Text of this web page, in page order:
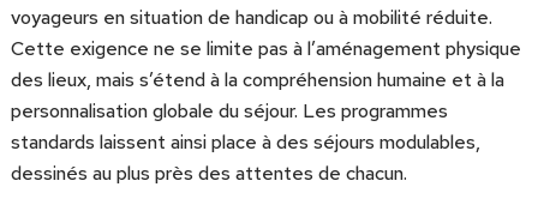
voyageurs en situation de handicap ou à mobilité réduite.
Cette exigence ne se limite pas à l’aménagement physique
des lieux, mais s’étend à la compréhension humaine et à la
personnalisation globale du séjour. Les programmes
standards laissent ainsi place à des séjours modulables,
dessinés au plus près des attentes de chacun.